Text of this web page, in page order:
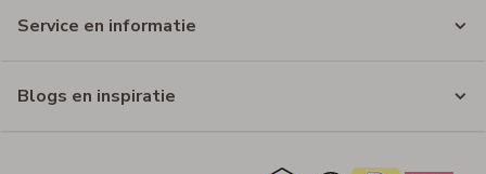
Service en informatie
Blogs en inspiratie